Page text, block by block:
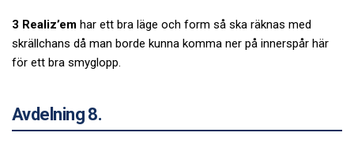
3 Realiz’em har ett bra läge och form så ska räknas med
skrällchans då man borde kunna komma ner på innerspår här
för ett bra smyglopp.
Avdelning 8.